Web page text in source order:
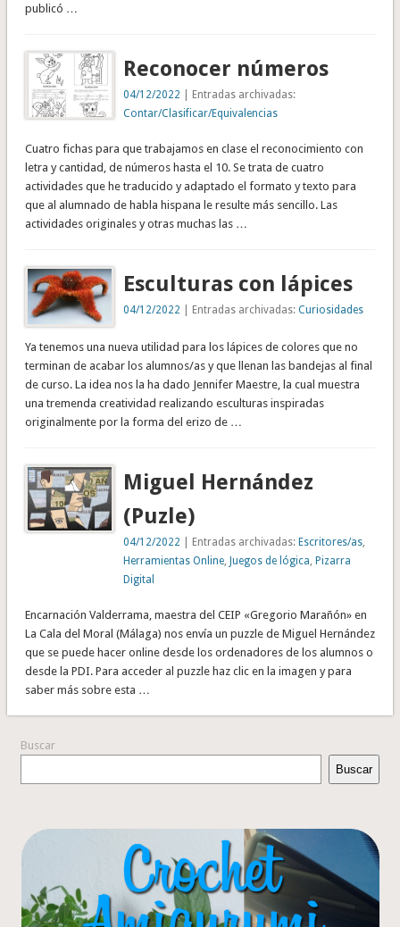
publicó …
Reconocer números
04/12/2022 | Entradas archivadas:
Contar/Clasificar/Equivalencias
Cuatro fichas para que trabajamos en clase el reconocimiento con
letra y cantidad, de números hasta el 10. Se trata de cuatro
actividades que he traducido y adaptado el formato y texto para
que al alumnado de habla hispana le resulte más sencillo. Las
actividades originales y otras muchas las …
Esculturas con lápices
04/12/2022 | Entradas archivadas:Curiosidades
Ya tenemos una nueva utilidad para los lápices de colores que no
terminan de acabar los alumnos/as y que llenan las bandejas al final
de curso. La idea nos la ha dado Jennifer Maestre, la cual muestra
una tremenda creatividad realizando esculturas inspiradas
originalmente por la forma del erizo de …
Miguel Hernández
(Puzle)
04/12/2022 | Entradas archivadas:Escritores/as
Herramientas Online ,Juegos de lógica ,Pizarra
Digital
Encarnación Valderrama, maestra del CEIP «Gregorio Marañón» en
La Cala del Moral (Málaga) nos envía un puzzle de Miguel Hernández
que se puede hacer online desde los ordenadores de los alumnos o
desde la PDI. Para acceder al puzzle haz clic en la imagen y para
saber más sobre esta …
Buscar
Buscar